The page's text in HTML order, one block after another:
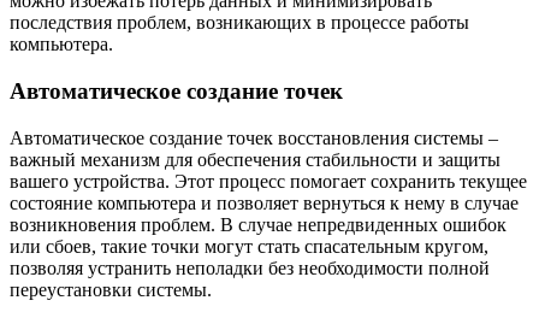
последствия проблем, возникающих в процессе работы
компьютера.
Автоматическое создание точек
Автоматическое создание точек восстановления системы –
важный механизм для обеспечения стабильности и защиты
вашего устройства. Этот процесс помогает сохранить текущее
состояние компьютера и позволяет вернуться к нему в случае
возникновения проблем. В случае непредвиденных ошибок
или сбоев, такие точки могут стать спасательным кругом,
позволяя устранить неполадки без необходимости полной
переустановки системы.